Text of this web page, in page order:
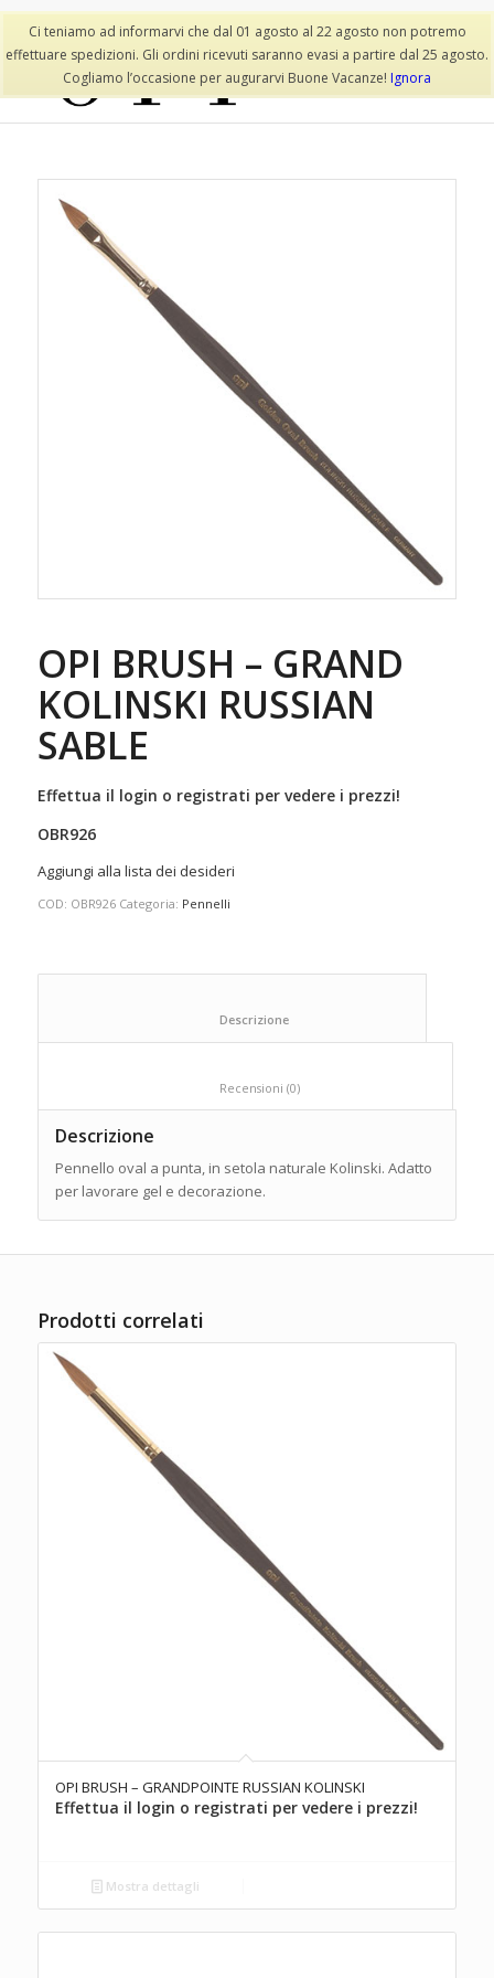
Lista dei desideri Il mio account
OPI BRUSH – GRAND
KOLINSKI RUSSIAN
SABLE
Effettua il login o registrati per vedere i prezzi!
OBR926
Aggiungi alla lista dei desideri
COD: OBR926 Categoria: Pennelli
						Descrizione
						Recensioni (0)
Descrizione
Pennello oval a punta, in setola naturale Kolinski. Adatto
per lavorare gel e decorazione.
Prodotti correlati
OPI BRUSH – GRANDPOINTE RUSSIAN KOLINSKI
Effettua il login o registrati per vedere i prezzi!
Mostra dettagli
Ci teniamo ad informarvi che dal 01 agosto al 22 agosto non potremo
effettuare spedizioni. Gli ordini ricevuti saranno evasi a partire dal 25 agosto.
Cogliamo l’occasione per augurarvi Buone Vacanze! Ignora